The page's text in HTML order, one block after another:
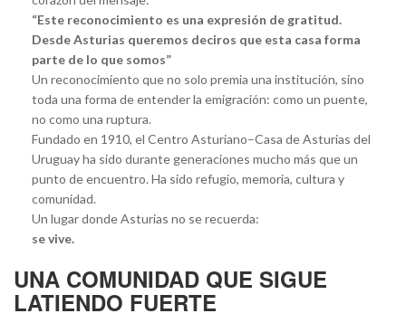
“Este reconocimiento es una expresión de gratitud.
Desde Asturias queremos deciros que esta casa forma
parte de lo que somos”
Un reconocimiento que no solo premia una institución, sino
toda una forma de entender la emigración: como un puente,
no como una ruptura.
Fundado en 1910, el Centro Asturiano–Casa de Asturias del
Uruguay ha sido durante generaciones mucho más que un
punto de encuentro. Ha sido refugio, memoria, cultura y
comunidad.
Un lugar donde Asturias no se recuerda:
se vive.
UNA COMUNIDAD QUE SIGUE
LATIENDO FUERTE